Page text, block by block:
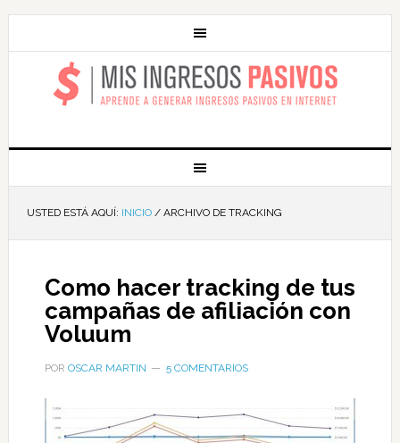
MIS INGRESOS
PASIVOS
USTED ESTÁ AQUÍ: INICIO /ARCHIVO DE TRACKING
Como hacer tracking de tus
campañas de afiliación con
Voluum
POR OSCAR MARTIN 5 COMENTARIOS